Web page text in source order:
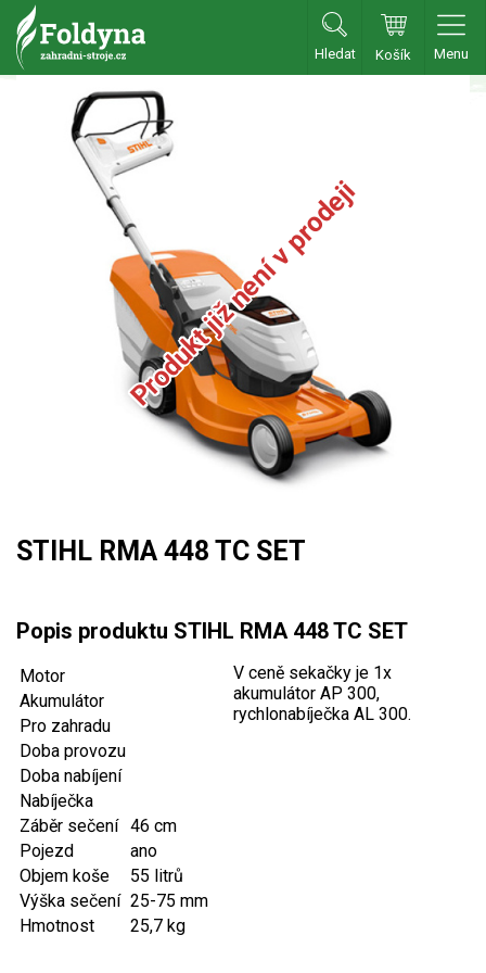
Hledat Košík Menu
Zahradní traktory
Zahradní traktory
Zahradní ridery
Aku traktory
Příslušenství
Benzínové sekačky
Akumulátorové sekačky
Robotické sekačky
Křovinořezy a vyžínače
Motorové pily
Benzínové pily
Aku pily
Elektrické pily
Jednoruční pily
Vyvětvovací pily
Produkt již není v prodeji
STIHL RMA 448 TC SET
Popis produktu STIHL RMA 448 TC SET
Motor
Akumulátor
Pro zahradu
Doba provozu
Doba nabíjení
Nabíječka
Záběr sečení 46 cm
Pojezd
ano
Objem koše
55 litrů
Výška sečení 25-75 mm
Hmotnost
25,7 kg
V ceně sekačky je 1x
akumulátor AP 300,
rychlonabíječka AL 300.